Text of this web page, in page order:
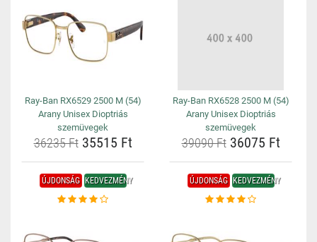
Ray-Ban RX6529 2500 M (54)
Arany Unisex Dioptriás
szemüvegek
36235 Ft35515 Ft
Ray-Ban RX6528 2500 M (54)
Arany Unisex Dioptriás
szemüvegek
39090 Ft36075 Ft
ÚJDONSÁG KEDVEZMÉNY ÚJDONSÁG KEDVEZMÉNY